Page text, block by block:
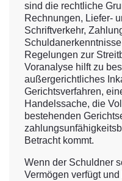
sind die rechtliche
Rechnungen, Liefer-
Schriftverkehr,
Regelungen zur
Voranalyse hilft zu
außergerichtliches
Gerichtsverfahren,
Handelssache, die
bestehenden
Betracht kommt.
Wenn der Schuldner
Vermögen verfügt